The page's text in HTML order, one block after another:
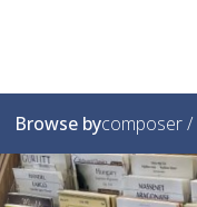
Browse bycomposer/